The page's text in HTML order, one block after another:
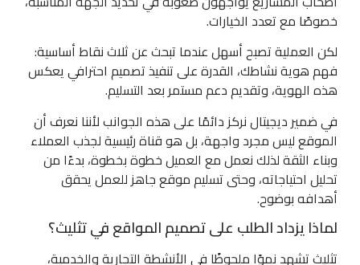
خصوصًا مع تعدد الخيارات.
لكن العملية تصبح أسهل عندما تبحث عن ثلاث نقاط أساسية:
فهم هوية نشاطك، القدرة على تنفيذ تصميم احترافي يعكس
هذه الهوية، وتقديم دعم مستمر بعد التسليم.
في ضمير ديجيتال نركز دائمًا على هذه الجوانب لأننا نعرف أن
الموقع ليس مجرد واجهة، بل هو قناة رئيسية لجذب العملاء
وبناء الثقة لذلك نعمل مع العميل خطوة بخطوة، بدءًا من
تحليل احتياجاته، وحتى تسليم موقع جاهز للعمل يحقق
أهدافه بوضوح.
لماذا يزداد الطلب على تصميم المواقع في تثليث؟
تثليث تشهد نموًا ملحوظًا في الأنشطة التجارية والخدمية،